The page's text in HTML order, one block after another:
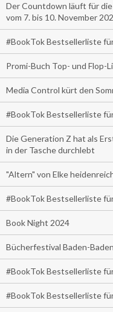
Der Countdown läuft für
vom 7. bis 10. November
#BookTok Bestsellerliste
Promi-Buch Top- und Flop-
Media Control kürt den
#BookTok Bestsellerliste
Die Generation Z hat als
in der Tasche durchlebt
"Altern" von Elke
#BookTok Bestsellerliste
Book Night 2024
Bücherfestival Baden-
#BookTok Bestsellerliste
#BookTok Bestsellerliste